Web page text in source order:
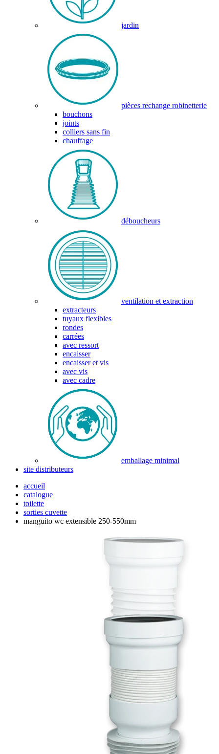
jardin
pièces rechange robinetterie
bouchons
joints
colliers sans fin
chauffage
déboucheurs
ventilation et extraction
extracteurs
tuyaux flexibles
rondes
carrées
avec ressort
encaisser
encaisser et vis
avec vis
avec cadre
emballage minimal
site distributeurs
accueil
catalogue
toilette
sorties cuvette
manguito wc extensible 250-550mm